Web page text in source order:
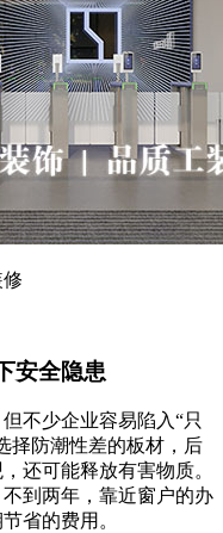
安全隐患
不少企业容易陷入“只
择防潮性差的板材，后
还可能释放有害物质。
到两年，靠近窗户的办
省的费用。